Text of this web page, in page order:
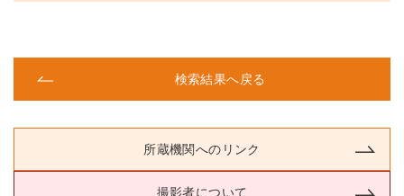
検索結果へ戻る
所蔵機関へのリンク
撮影者について